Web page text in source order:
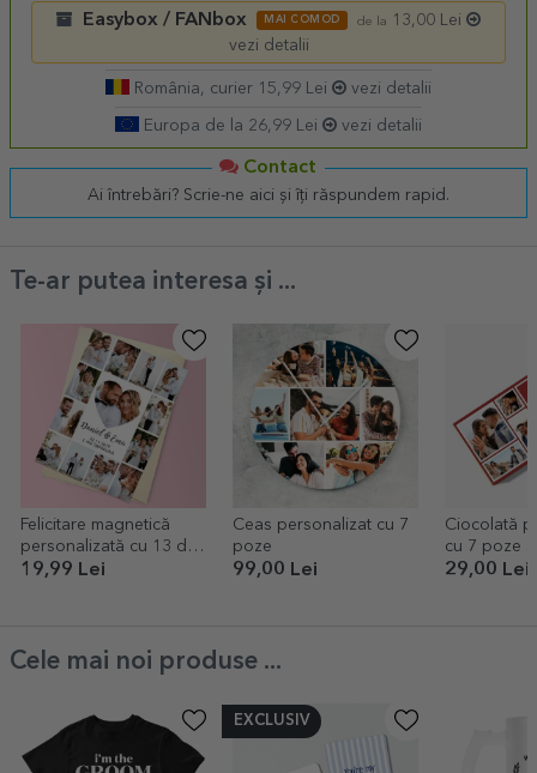
Easybox / FANbox MAI COMOD de la
13,00 Lei
vezi detalii
România, curier 15,99 Lei vezi detalii
Europa de la 26,99 Lei vezi detalii
Contact
Ai întrebări? Scrie-ne aici și îți răspundem rapid.
Te-ar putea interesa și ...
Felicitare magnetică
personalizată cu 13 de
poze și text pentru
19,99 Lei
Ceas personalizat cu 7
poze
99,00 Lei
Ciocolată
cu 7 poze
29,00 Lei
Cele mai noi produse ...
EXCLUSIV